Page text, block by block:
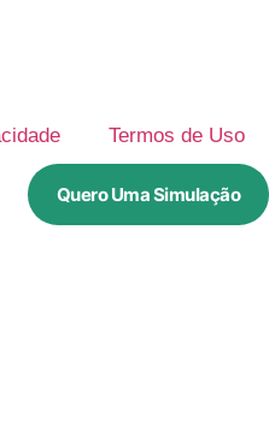
Termos de Uso
Quero Uma Simulação